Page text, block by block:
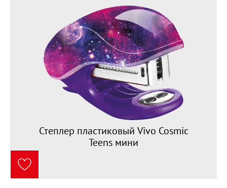
Степлер пластиковый Vivo Cosmic
Teens мини